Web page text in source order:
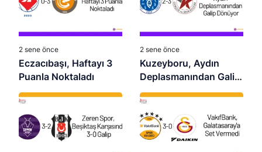
2 sene önce
Eczacıbaşı, Haftayı 3
Puanla Noktaladı
2 sene önce
Kuzeyboru, Aydın
Deplasmanından Galip
Dönüyor